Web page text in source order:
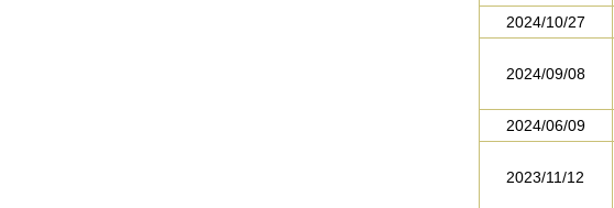
2024/10/27
2024/09/08
2024/06/09
2023/11/12